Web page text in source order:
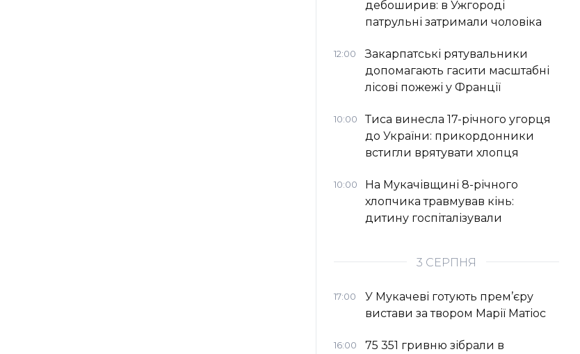
дебоширив: в Ужгороді
патрульні затримали чоловіка
12:00
Закарпатські рятувальники
допомагають гасити масштабні
лісові пожежі у Франції
10:00
Тиса винесла 17-річного угорця
до України: прикордонники
встигли врятувати хлопця
10:00
На Мукачівщині 8-річного
хлопчика травмував кінь:
дитину госпіталізували
3 СЕРПНЯ
17:00
У Мукачеві готують прем’єру
вистави за твором Марії Матіос
16:00
75 351 гривню зібрали в